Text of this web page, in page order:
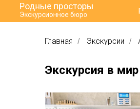
Родные просторы
Экскурсионное бюро
Главная / Экскурсии /
Экскурсия в